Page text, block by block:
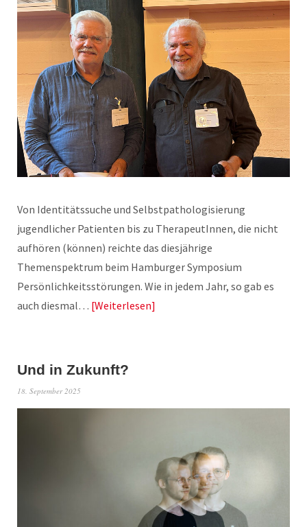
Von Identitätssuche und Selbstpathologisierung
jugendlicher Patienten bis zu TherapeutInnen, die nicht
aufhören (können) reichte das diesjährige
Themenspektrum beim Hamburger Symposium
Persönlichkeitsstörungen. Wie in jedem Jahr, so gab es
auch diesmal… Weiterlesen
Und in Zukunft?
18. September 2025